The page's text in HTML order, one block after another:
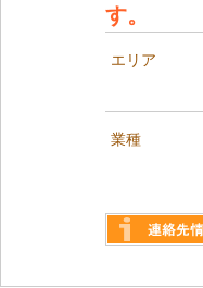
す。
エリア
業種